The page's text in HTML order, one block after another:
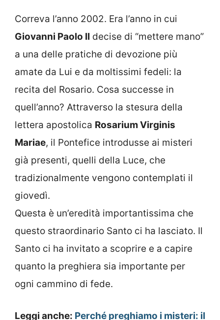
Correva l’anno 2002. Era l’anno in cui
Giovanni Paolo II decise di “mettere mano”
a una delle pratiche di devozione più
amate da Lui e da moltissimi fedeli: la
recita del Rosario. Cosa successe in
quell’anno? Attraverso la stesura della
lettera apostolica Rosarium Virginis
Mariae, il Pontefice introdusse ai misteri
già presenti, quelli della Luce, che
tradizionalmente vengono contemplati il
giovedì.
Questa è un’eredità importantissima che
questo straordinario Santo ci ha lasciato. Il
Santo ci ha invitato a scoprire e a capire
quanto la preghiera sia importante per
ogni cammino di fede.
Leggi anche: Perché preghiamo i misteri: il